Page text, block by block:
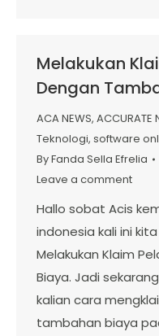
Melakukan
Dengan
ACA NEWS, ACCURATE
Teknologi, software
ByFanda Sella Efrelia
Leave a comment
Hallo sobat Acis
indonesia kali ini
Melakukan Klaim
Biaya. Jadi
kalian cara
tambahan biaya